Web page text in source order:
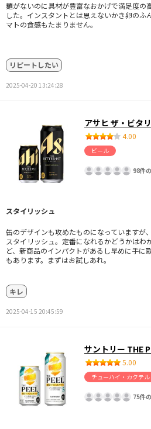
麺がないのに具材が豊富なおかげで満足度の
した。インスタントとは思えないかき卵のふ
マトの食感もたまりません。
リピートしたい
2025-04-20 13:24:28
アサヒ ザ・ビタ
4.00
ビール
98件
スタイリッシュ
缶のデザインも攻めたものになっていますが
スタイリッシュ。定番になれるかどうかはわ
ど、新商品のインパクトがあるし早めに手に
もあります。まずはお試しあれ。
キレ
2025-04-15 20:45:59
サントリー THE
5.00
チューハイ・カクテル
75件